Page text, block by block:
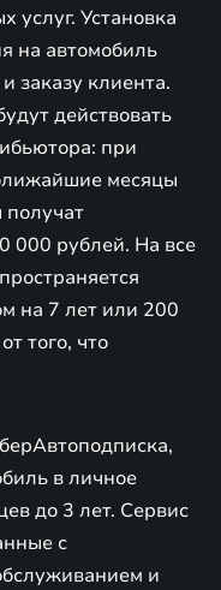
услуг. Установка
на автомобиль
заказу клиента.
действовать
при
месяцы
000 рублей. На все
на 7 лет или 200
того, что
в личное
до 3 лет. Сервис
с
и